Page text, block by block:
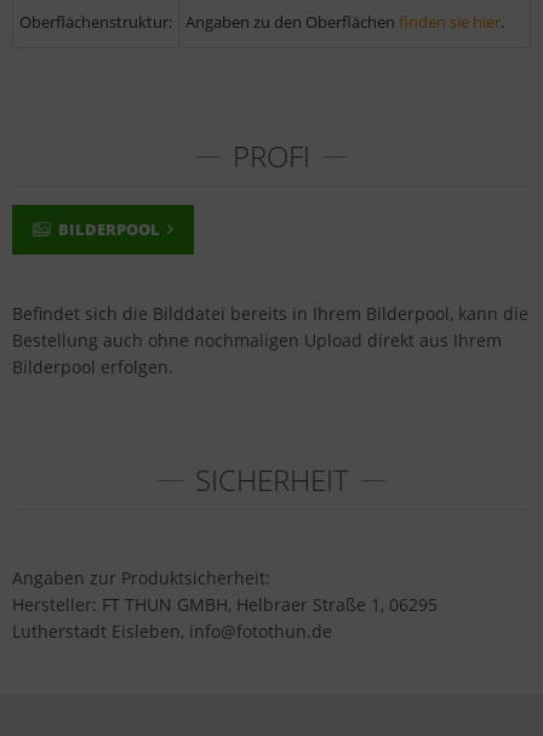
Oberflächenstruktur: Angaben zu den Oberflächen finden sie hier.
PROFI
BILDERPOOL
Befindet sich die Bilddatei bereits in Ihrem Bilderpool, kann die
Bestellung auch ohne nochmaligen Upload direkt aus Ihrem
Bilderpool erfolgen.
SICHERHEIT
Angaben zur Produktsicherheit:
Hersteller: FT THUN GMBH, Helbraer Straße 1, 06295
Lutherstadt Eisleben, info@fotothun.de